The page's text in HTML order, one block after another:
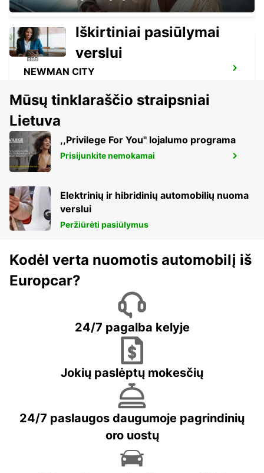
NEWMAN CITY
NEWMAN AIRPORT
NEWMAN - AUSTRALIA
Iškirtiniai pasiūlymai
verslui
Mūsų tinklaraščio straipsniai
Lietuva
,,Privilege For You'' lojalumo programa
Prisijunkite nemokamai
Elektrinių ir hibridinių automobilių nuoma
verslui
Peržiūrėti pasiūlymus
Kodėl verta nuomotis automobilį iš
Europcar?
24/7 pagalba kelyje
Jokių paslėptų mokesčių
24/7 paslaugos daugumoje pagrindinių
oro uostų